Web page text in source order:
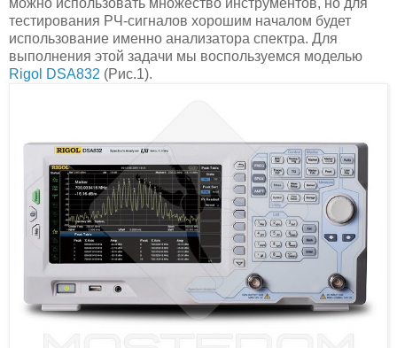
можно использовать множество инструментов, но для
тестирования РЧ-сигналов хорошим началом будет
использование именно анализатора спектра. Для
выполнения этой задачи мы воспользуемся моделью
Rigol DSA832 (Рис.1).